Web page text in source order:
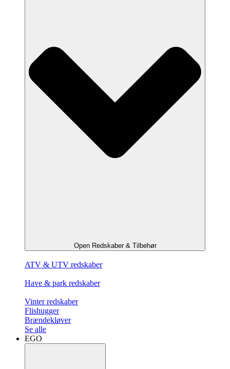
Open Redskaber & Tilbehør
ATV & UTV redskaber
Have & park redskaber
Vinter redskaber
Flishugger
Brændekløver
Se alle
EGO